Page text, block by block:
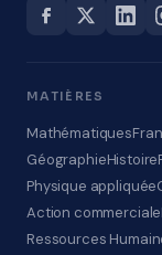
MATIÈRES
Mathématiques
GéographieHistoire
Physique appliquée
Action commerciale
Ressources